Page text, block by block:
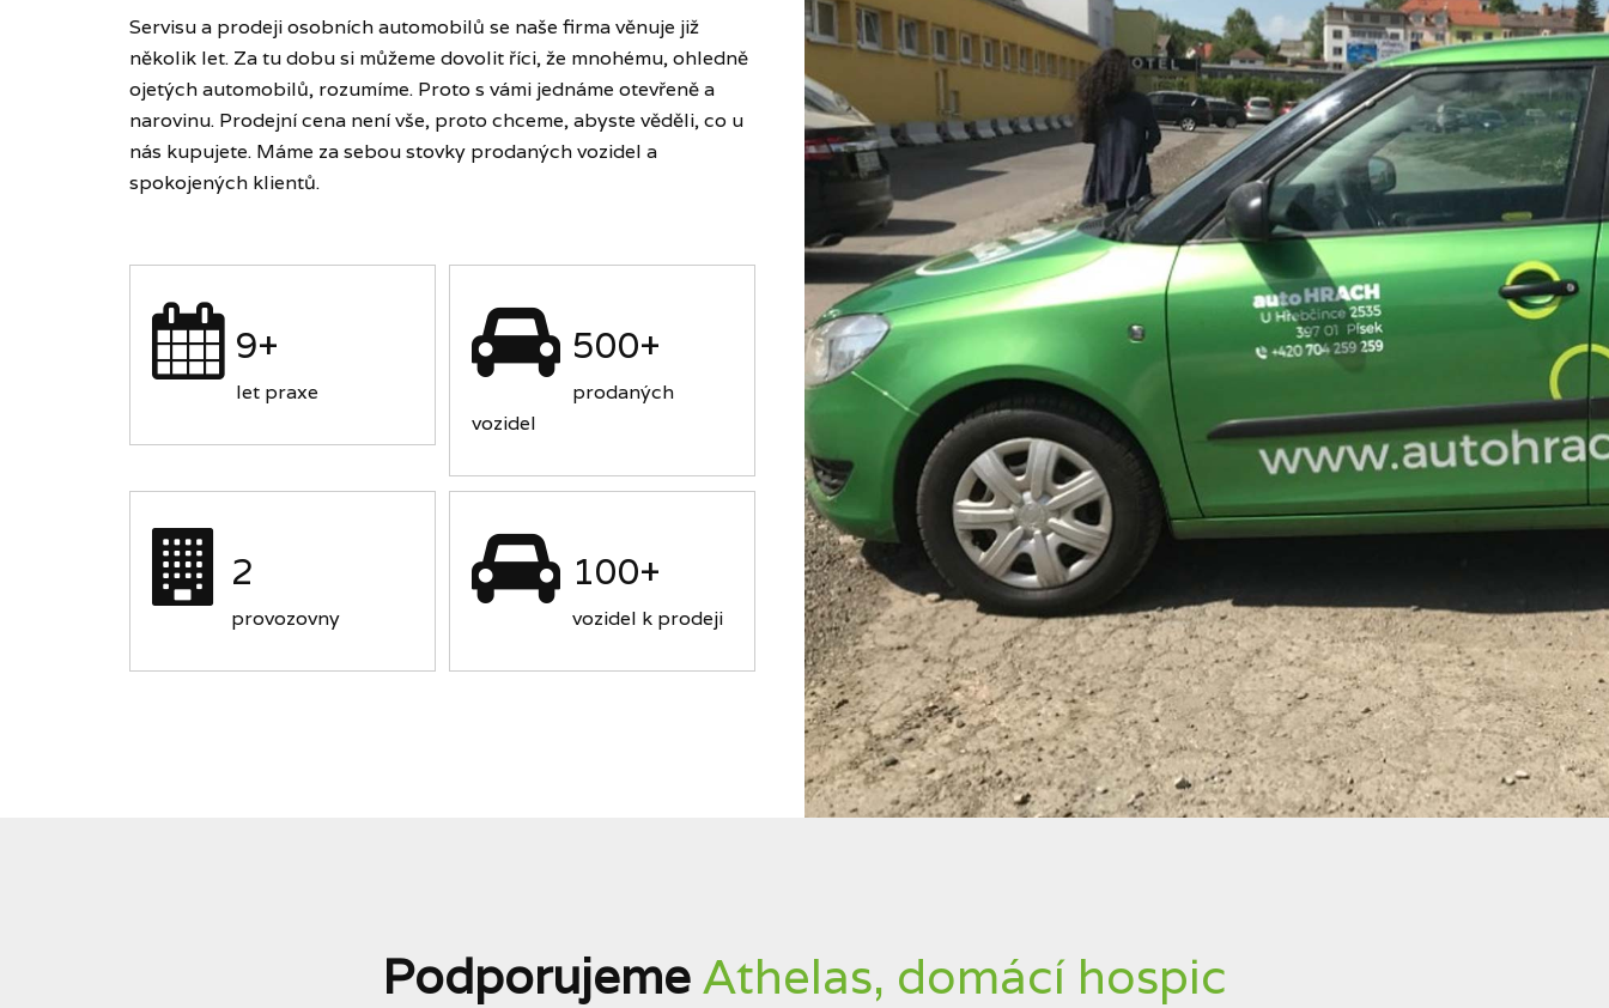
Servisu a prodeji osobních automobilů se naše firma věnuje již
několik let. Za tu dobu si můžeme dovolit říci, že mnohému, ohledně
ojetých automobilů, rozumíme. Proto s vámi jednáme otevřeně a
narovinu. Prodejní cena není vše, proto chceme, abyste věděli, co u
nás kupujete. Máme za sebou stovky prodaných vozidel a
spokojených klientů.
9+
let praxe
500+
prodaných
vozidel
2
provozovny
100+
vozidel k prodeji
PodporujemeAthelas, domácí hospic